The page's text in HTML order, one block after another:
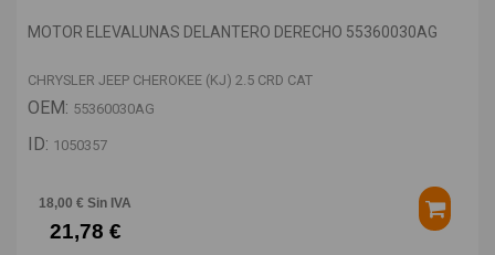
MOTOR ELEVALUNAS DELANTERO DERECHO 55360030AG
CHRYSLER JEEP CHEROKEE (KJ) 2.5 CRD CAT
OEM: 55360030AG
ID: 1050357
18,00 € Sin IVA
21,78 €